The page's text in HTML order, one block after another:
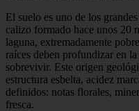
El suelo es uno de los
calizo formado hace unos 20
laguna, extremadamente
raíces deben profundizar en
sobrevivir. Este origen
estructura esbelta, acidez
definidos: notas florales,
fresca.